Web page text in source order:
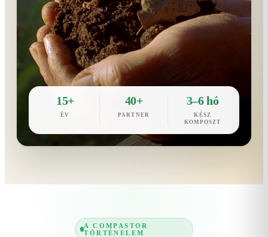
15+
ÉV
40+
PARTNER
3–6 hó
KÉSZ
KOMPOSZT
A COMPASTOR
TÖRTÉNELEM